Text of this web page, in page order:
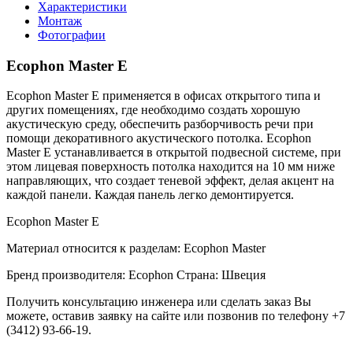
Характеристики
Монтаж
Фотографии
Ecophon Master E
Ecophon Master E применяется в офисах открытого типа и
других помещениях, где необходимо создать хорошую
акустическую среду, обеспечить разборчивость речи при
помощи декоративного акустического потолка. Ecophon
Master Е устанавливается в открытой подвесной системе, при
этом лицевая поверхность потолка находится на 10 мм ниже
направляющих, что создает теневой эффект, делая акцент на
каждой панели. Каждая панель легко демонтируется.
Ecophon Master E
Материал относится к разделам: Ecophon Master
Бренд производителя: Ecophon Страна: Швеция
Получить консультацию инженера или сделать заказ Вы
можете, оставив заявку на сайте или позвонив по телефону +7
(3412) 93-66-19.